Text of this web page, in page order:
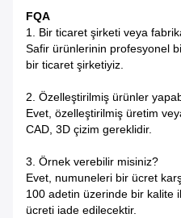
FQA
1. Bir ticaret şirketi veya
Safir ürünlerinin profesyonel
bir ticaret şirketiyiz.
2. Özelleştirilmiş ürünler
Evet, özelleştirilmiş üretim
CAD, 3D çizim gereklidir.
3. Örnek verebilir misiniz?
Evet, numuneleri bir ücret
100 adetin üzerinde bir kalite
ücreti iade edilecektir.